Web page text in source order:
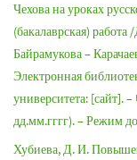
Чехова на уроках
(бакалаврская)
Байрамукова –
Электронная
университета: [сайт].
дд.мм.гггг). – Режим
Хубиева, Д. И.